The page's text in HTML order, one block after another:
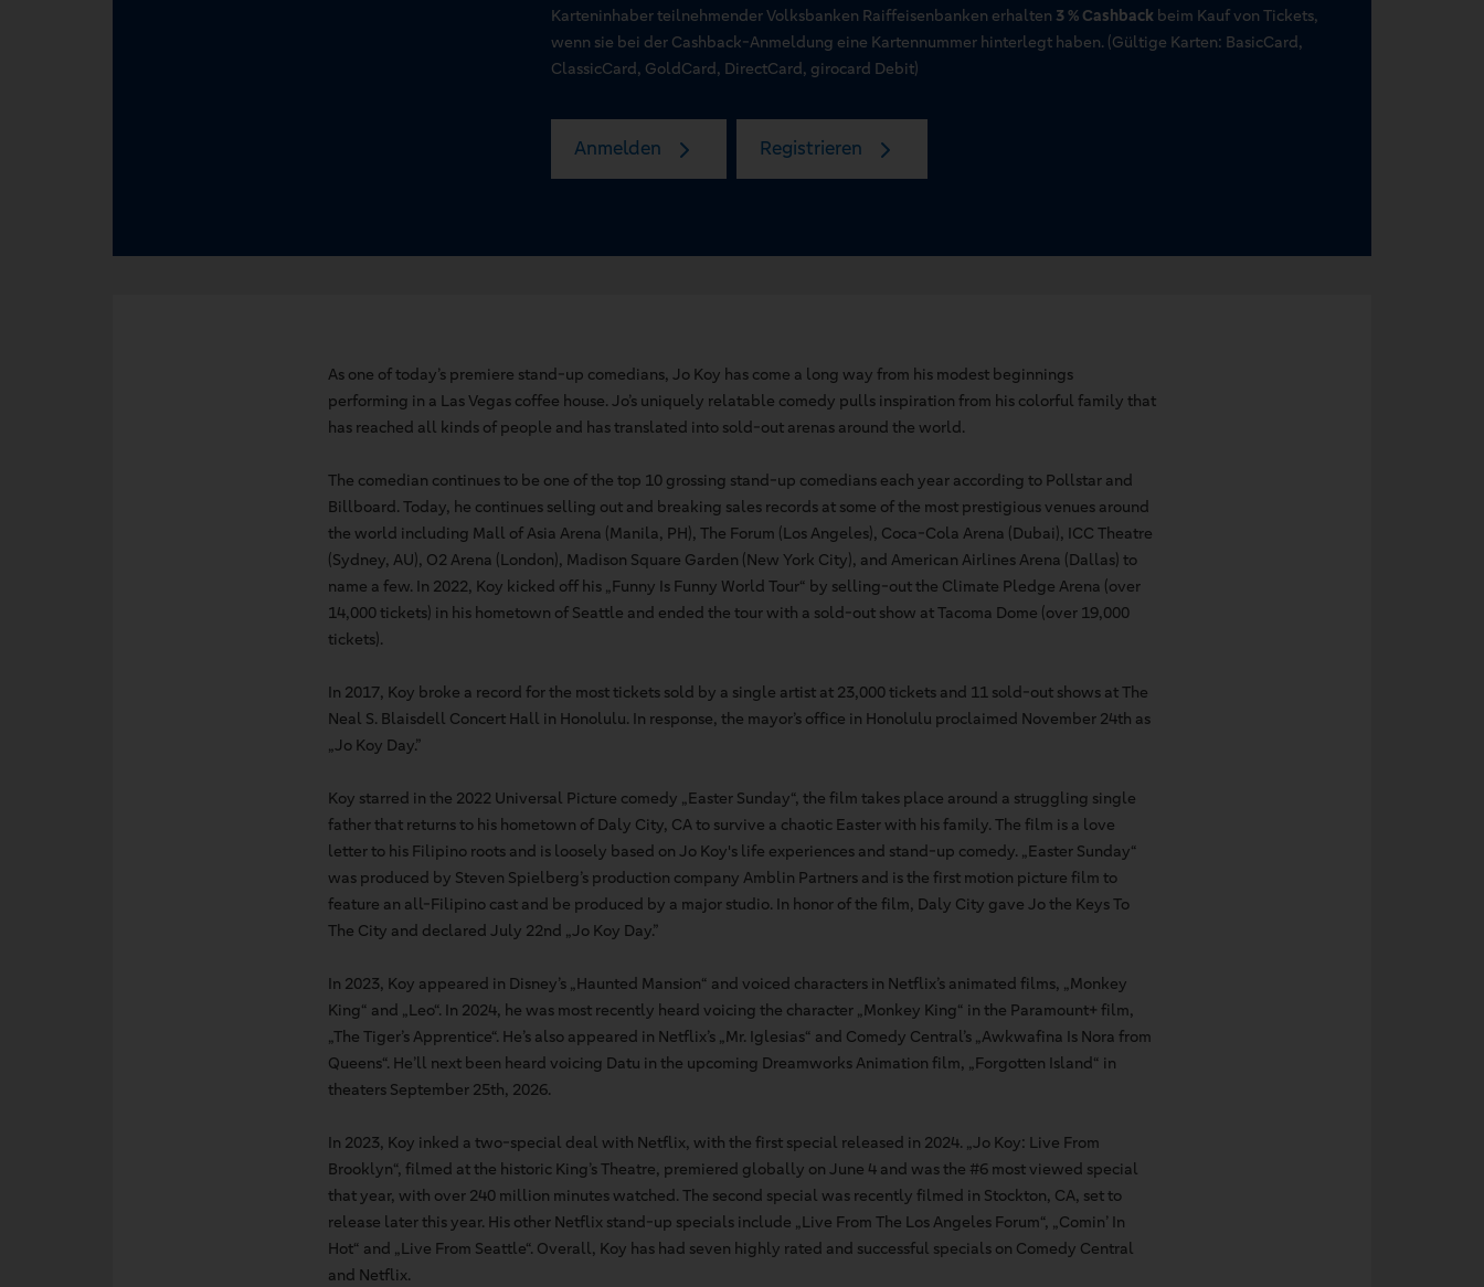
Karteninhaber teilnehmender Volksbanken Raiffeisenbanken erhalten 3 % Cashbackbeim Kauf von Tickets,
wenn sie bei der Cashback-Anmeldung eine Kartennummer hinterlegt haben. (Gültige Karten: BasicCard,
ClassicCard, GoldCard, DirectCard, girocard Debit)
Anmelden Registrieren
As one of today’s premiere stand-up comedians, Jo Koy has come a long way from his modest beginnings
performing in a Las Vegas coffee house. Jo’s uniquely relatable comedy pulls inspiration from his colorful family that
has reached all kinds of people and has translated into sold-out arenas around the world.
The comedian continues to be one of the top 10 grossing stand-up comedians each year according to Pollstar and
Billboard. Today, he continues selling out and breaking sales records at some of the most prestigious venues around
the world including Mall of Asia Arena (Manila, PH), The Forum (Los Angeles), Coca-Cola Arena (Dubai), ICC Theatre
(Sydney, AU), O2 Arena (London), Madison Square Garden (New York City), and American Airlines Arena (Dallas) to
name a few. In 2022, Koy kicked off his „Funny Is Funny World Tour“ by selling-out the Climate Pledge Arena (over
14,000 tickets) in his hometown of Seattle and ended the tour with a sold-out show at Tacoma Dome (over 19,000
tickets).
In 2017, Koy broke a record for the most tickets sold by a single artist at 23,000 tickets and 11 sold-out shows at The
Neal S. Blaisdell Concert Hall in Honolulu. In response, the mayor’s office in Honolulu proclaimed November 24th as
„Jo Koy Day.”
Koy starred in the 2022 Universal Picture comedy „Easter Sunday“, the film takes place around a struggling single
father that returns to his hometown of Daly City, CA to survive a chaotic Easter with his family. The film is a love
letter to his Filipino roots and is loosely based on Jo Koy's life experiences and stand-up comedy. „Easter Sunday“
was produced by Steven Spielberg’s production company Amblin Partners and is the first motion picture film to
feature an all-Filipino cast and be produced by a major studio. In honor of the film, Daly City gave Jo the Keys To
The City and declared July 22nd „Jo Koy Day.”
In 2023, Koy appeared in Disney’s „Haunted Mansion“ and voiced characters in Netflix’s animated films, „Monkey
King“ and „Leo“. In 2024, he was most recently heard voicing the character „Monkey King“ in the Paramount+ film,
„The Tiger’s Apprentice“. He’s also appeared in Netflix’s „Mr. Iglesias“ and Comedy Central’s „Awkwafina Is Nora from
Queens“. He’ll next been heard voicing Datu in the upcoming Dreamworks Animation film, „Forgotten Island“ in
theaters September 25th, 2026.
In 2023, Koy inked a two-special deal with Netflix, with the first special released in 2024. „Jo Koy: Live From
Brooklyn“, filmed at the historic King’s Theatre, premiered globally on June 4 and was the #6 most viewed special
that year, with over 240 million minutes watched. The second special was recently filmed in Stockton, CA, set to
release later this year. His other Netflix stand-up specials include „Live From The Los Angeles Forum“, „Comin’ In
Hot“ and „Live From Seattle“. Overall, Koy has had seven highly rated and successful specials on Comedy Central
and Netflix.